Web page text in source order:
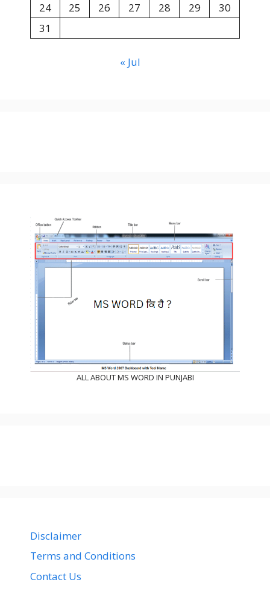
24
25 26 27 28 29
30
31
« Jul
ALL ABOUT MS WORD IN PUNJABI
Disclaimer
Terms and Conditions
Contact Us